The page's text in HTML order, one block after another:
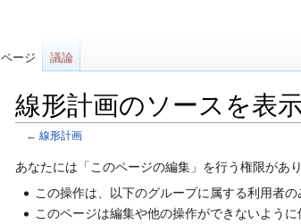
線形計画のソースを表
← 線形計画
ナ
検
あなたには「このページの編集」を行う権限があ
この操作は、以下のグループに属する利用者
このページは編集や他の操作ができないように
ページ 議論